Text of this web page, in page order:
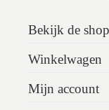
Bekijk de shop
Winkelwagen
Mijn account